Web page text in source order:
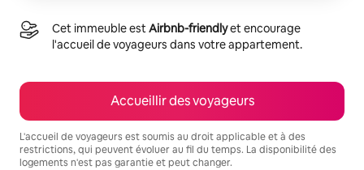
Cet immeuble estAirbnb-friendlyet encourage
l'accueil de voyageurs dans votre appartement.
Accueillir des voyageurs
L'accueil de voyageurs est soumis au droit applicable et à des
restrictions, qui peuvent évoluer au fil du temps. La disponibilité des
logements n'est pas garantie et peut changer.